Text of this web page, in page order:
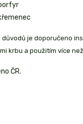
důvodů je doporučeno
krbu a použitím více
ČR.